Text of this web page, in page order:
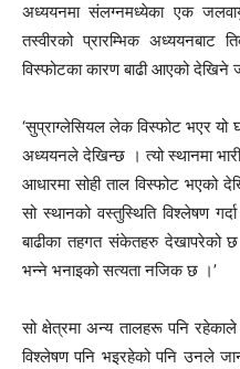
अध्ययनमा संलग्नमध्येका एक
तस्वीरको प्रारम्भिक अध्ययनबाट
विस्फोटका कारण बाढी आएको देखिने
‘सुप्राग्लेसियल लेक विस्फोट भएर यो
अध्ययनले देखिन्छ । त्यो स्थानमा
आधारमा सोही ताल विस्फोट भएको
सो स्थानको वस्तुस्थिति विश्लेषण
बाढीका तहगत संकेतहरु देखापरेको
भन्ने भनाइको सत्यता नजिक छ ।’
सो क्षेत्रमा अन्य तालहरू पनि रहेकाले
विश्लेषण पनि भइरहेको पनि उनले